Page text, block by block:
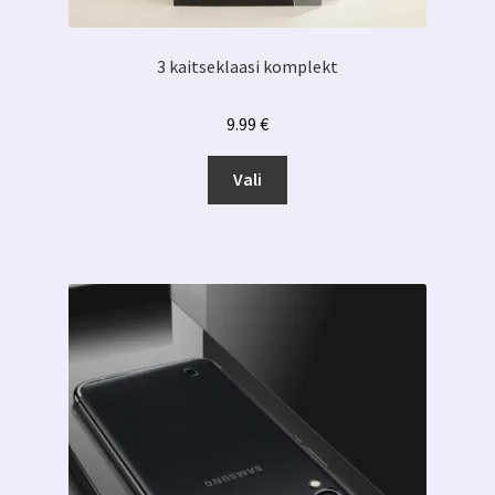
3 kaitseklaasi komplekt
9.99 €
Vali